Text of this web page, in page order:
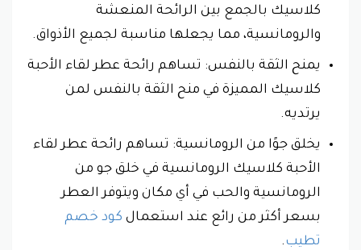
كلاسيك بالجمع بين الرائحة المنعشة
والرومانسية، مما يجعلها مناسبة لجميع الأذواق.
يمنح الثقة بالنفس: تساهم رائحة عطر لقاء الأحبة
كلاسيك المميزة في منح الثقة بالنفس لمن
يرتديه.
يخلق جوًا من الرومانسية: تساهم رائحة عطر لقاء
الأحبة كلاسيك الرومانسية في خلق جو من
الرومانسية والحب في أي مكان ويتوفر العطر
بسعر أكثر من رائع عند استعمال كود خصم
تطيب.